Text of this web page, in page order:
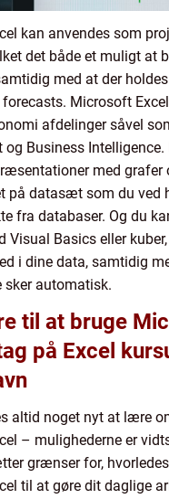
kan anvendes som
det både et muligt at
med at der
Microsoft
afdelinger såvel
og Business
med grafer
på datasæt som du ved
fra databaser. Og du
Visual Basics eller
i dine data, samtidig
automatisk.
til at bruge
på Excel
altid noget nyt at lære
– mulighederne er
grænser for,
til at gøre dit daglige